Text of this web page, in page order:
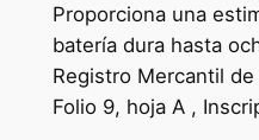
Proporciona una
batería dura hasta
Registro Mercantil
Folio 9, hoja A ,